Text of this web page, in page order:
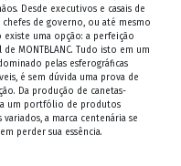
Desde executivos e casais de
chefes de governo, ou até mesmo
existe uma opção: a perfeição
de MONTBLANC. Tudo isto em um
pelas esferográficas
é sem dúvida uma prova de
Da produção de canetas-
um portfólio de produtos
variados, a marca centenária se
perder sua essência.